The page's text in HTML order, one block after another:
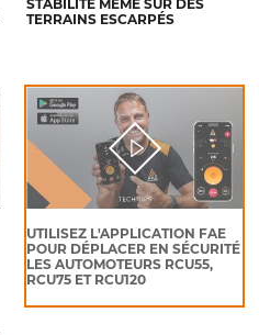
STABILITÉ MÊME SUR DES
TERRAINS ESCARPÉS
UTILISEZ L'APPLICATION FAE
POUR DÉPLACER EN SÉCURITÉ
LES AUTOMOTEURS RCU55,
RCU75 ET RCU120